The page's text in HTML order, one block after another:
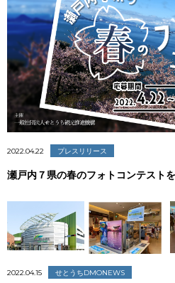
2022.04.22 プレスリリース
瀬戸内７県の春のフォトコンテスト
2022.04.15 せとうちDMONEWS